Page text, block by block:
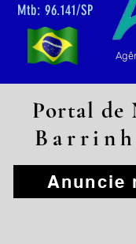
Mtb: 96.141/SP
Anuncie
Portal de